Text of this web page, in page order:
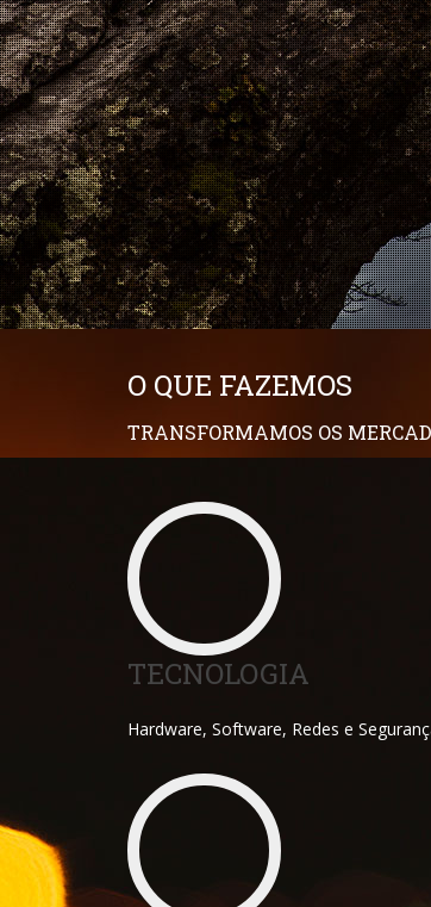
O QUE FAZEMOS
TRANSFORMAMOS OS
TECNOLOGIA
Hardware, Software, Redes e